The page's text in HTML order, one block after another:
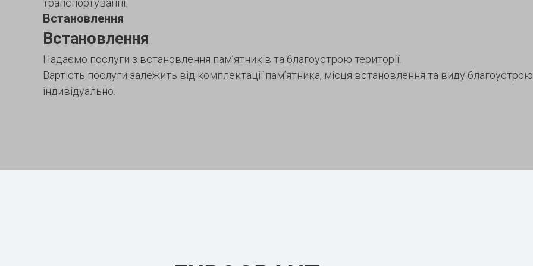
транспортуванні.
Встановлення
Встановлення
Надаємо послуги з встановлення пам’ятників та благоустрою території.
Вартість послуги залежить від комплектації пам’ятника, місця встановлення та виду
індивідуально.